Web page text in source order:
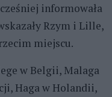
informowała
Rzym i Lille,
miejscu.
w Belgii, Malaga
Haga w Holandii,